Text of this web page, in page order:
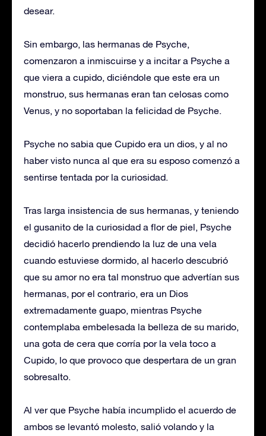
desear.
Sin embargo, las hermanas de Psyche,
comenzaron a inmiscuirse y a incitar a Psyche a
que viera a cupido, diciéndole que este era un
monstruo, sus hermanas eran tan celosas como
Venus, y no soportaban la felicidad de Psyche.
Psyche no sabia que Cupido era un dios, y al no
haber visto nunca al que era su esposo comenzó a
sentirse tentada por la curiosidad.
Tras larga insistencia de sus hermanas, y teniendo
el gusanito de la curiosidad a flor de piel, Psyche
decidió hacerlo prendiendo la luz de una vela
cuando estuviese dormido, al hacerlo descubrió
que su amor no era tal monstruo que advertían sus
hermanas, por el contrario, era un Dios
extremadamente guapo, mientras Psyche
contemplaba embelesada la belleza de su marido,
una gota de cera que corría por la vela toco a
Cupido, lo que provoco que despertara de un gran
sobresalto.
Al ver que Psyche había incumplido el acuerdo de
ambos se levantó molesto, salió volando y la